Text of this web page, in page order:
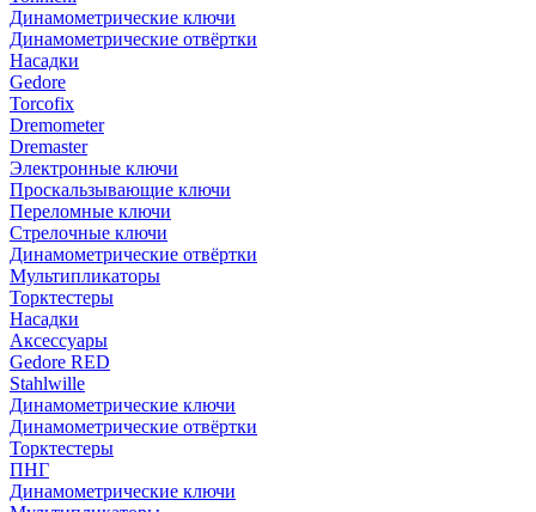
Динамометрические ключи
Динамометрические отвёртки
Насадки
Gedore
Torcofix
Dremometer
Dremaster
Электронные ключи
Проскальзывающие ключи
Переломные ключи
Стрелочные ключи
Динамометрические отвёртки
Мультипликаторы
Торктестеры
Насадки
Аксессуары
Gedore RED
Stahlwille
Динамометрические ключи
Динамометрические отвёртки
Торктестеры
ПНГ
Динамометрические ключи